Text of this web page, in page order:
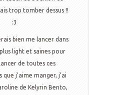
trop tomber dessus !!
:3
bien me lancer dans
light et saines pour
de toutes ces
que j’aime manger, j’ai
de Kelyrin Bento,